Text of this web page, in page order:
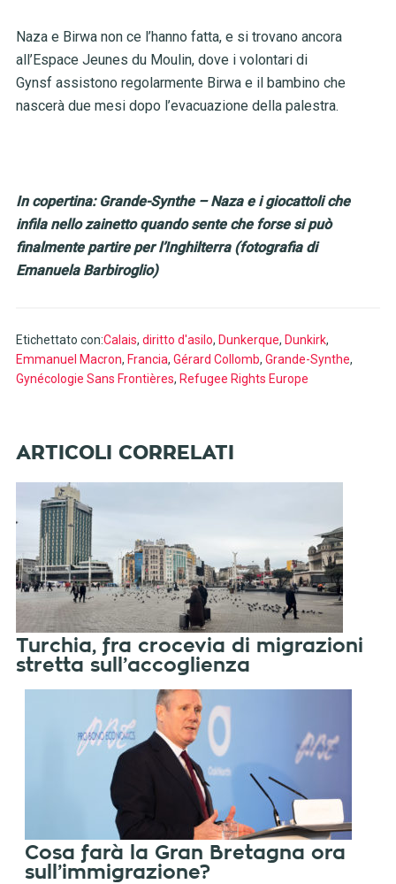
Naza e Birwa non ce l’hanno fatta, e si trovano ancora
all’Espace Jeunes du Moulin, dove i volontari di
Gynsf assistono regolarmente Birwa e il bambino che
nascerà due mesi dopo l’evacuazione della palestra.
In copertina: Grande-Synthe – Naza e i giocattoli che
infila nello zainetto quando sente che forse si può
finalmente partire per l’Inghilterra (fotografia di
Emanuela Barbiroglio)
Etichettato con:Calais, diritto d'asilo, Dunkerque, Dunkirk,
Emmanuel Macron, Francia, Gérard Collomb, Grande-Synthe,
Gynécologie Sans Frontières, Refugee Rights Europe
Turchia, fra crocevia di migrazioni
stretta sull’accoglienza
Cosa farà la Gran Bretagna ora
sull’immigrazione?